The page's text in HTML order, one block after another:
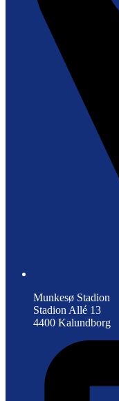
Munkesø Stadion
Stadion Allé 13
4400 Kalundborg